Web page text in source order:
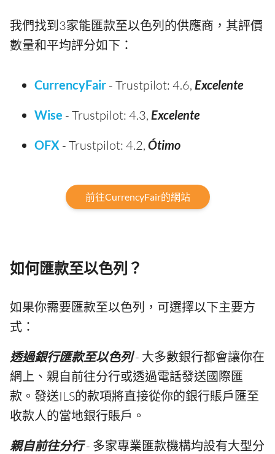
我們找到3家能匯款至以色列的供應商，其評價
數量和平均評分如下：
CurrencyFair - Trustpilot: 4.6, Excelente
Wise - Trustpilot: 4.3, Excelente
OFX - Trustpilot: 4.2, Ótimo
前往CurrencyFair的網站
如何匯款至以色列？
如果你需要匯款至以色列，可選擇以下主要方
式：
透過銀行匯款至以色列- 大多數銀行都會讓你在
網上、親自前往分行或透過電話發送國際匯
款。發送ILS的款項將直接從你的銀行賬戶匯至
收款人的當地銀行賬戶。
親自前往分行- 多家專業匯款機構均設有大型分